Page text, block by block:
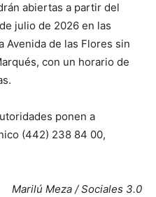
abiertas a partir del
julio de 2026 en las
Avenida de las Flores sin
con un horario de
ponen a
(442) 238 84 00,
Marilú Meza / Sociales 3.0